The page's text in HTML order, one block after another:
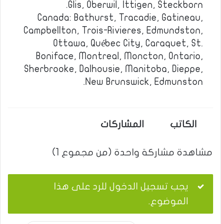
Glis, Oberwil, Ittigen, Steckborn.
Canada: Bathurst, Tracadie, Gatineau,
Campbellton, Trois-Rivieres, Edmundston,
Ottawa, Québec City, Caraquet, St.
Boniface, Montreal, Moncton, Ontario,
Sherbrooke, Dalhousie, Manitoba, Dieppe,
New Brunswick, Edmunston.
الكاتب المشاركات
مشاهدة مشاركة واحدة (من مجموع 1)
يجب تسجيل الدخول للرد على هذا
الموضوع.